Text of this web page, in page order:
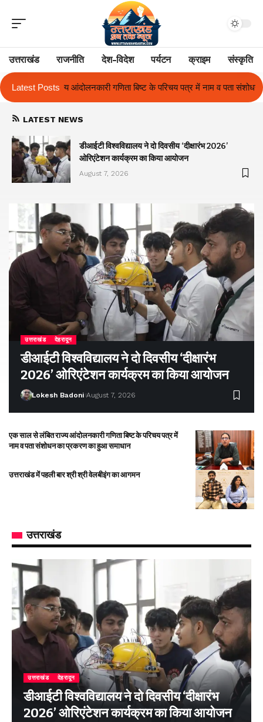
उत्तराखंड राजनीति देश-विदेश पर्यटन क्राइम संस्कृति
Latest Posts
के परिचय पत्र में नाम व पता संशोधन का प्रकरण का हुआ समाधान
LATEST NEWS
डीआईटी विश्वविद्यालय ने दो दिवसीय ‘दीक्षारंभ 2026’
ओरिएंटेशन कार्यक्रम का किया आयोजन
August 7, 2026
उत्तराखंड देहरादून
डीआईटी विश्वविद्यालय ने दो दिवसीय ‘दीक्षारंभ
2026’ ओरिएंटेशन कार्यक्रम का किया आयोजन
Lokesh Badoni August 7, 2026
एक साल से लंबित राज्य आंदोलनकारी गणिता बिष्ट के परिचय पत्र में
नाम व पता संशोधन का प्रकरण का हुआ समाधान
उत्तराखंड में पहली बार श्री श्री वेलबीइंग का आगमन
उत्तराखंड
उत्तराखंड देहरादून
डीआईटी विश्वविद्यालय ने दो दिवसीय ‘दीक्षारंभ
2026’ ओरिएंटेशन कार्यक्रम का किया आयोजन